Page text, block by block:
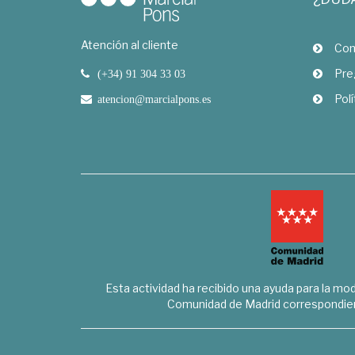
Atención al cliente
(+34) 91 304 33 03
atencion@marcialpons.es
Esta actividad ha recibido una ayuda para la
Comunidad de Madrid